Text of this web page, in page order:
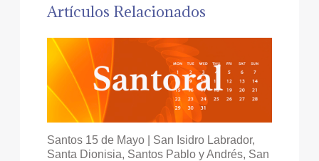
Artículos Relacionados
Santos 15 de Mayo | San Isidro Labrador,
Santa Dionisia, Santos Pablo y Andrés, San